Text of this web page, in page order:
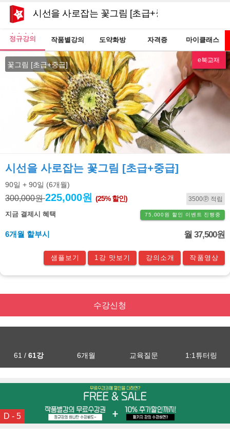
시선을 사로잡는 꽃그림 [초급+중급]
정규강의 작품별강의 도약화방 자격증 마이클래스
NEW
e북교재
꽃그림 [초급+중급]
시선을 사로잡는 꽃그림 [초급+중급]
90일 + 90일 (6개월)
300,000원225,000원 (25% 할인) 3500ⓟ 적립
지금 결제시 혜택 75,000원 할인 이벤트 진행중
6개월 할부시 월 37,500원
샘플보기 1강 맛보기 강의소개 작품영상
수강신청
61 / 61강 6개월 교육질문 1:1튜터링
D - 5